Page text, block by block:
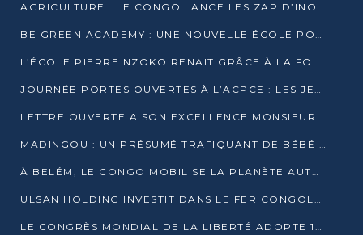
AGRICULTURE : LE CONGO LANCE LES ZAP D’INONI ET YONO
BE GREEN ACADEMY : UNE NOUVELLE ÉCOLE POUR LES MÉTIERS DE L’ÉCOLOGIE À POINTE-NOIRE
L’ÉCOLE PIERRE NZOKO RENAIT GRÂCE À LA FONDATION MUCODEC
JOURNÉE PORTES OUVERTES À L’ACPCE : LES JEUNES EN IMMERSION DANS L’ENTREPRISE
LETTRE OUVERTE A SON EXCELLENCE MONSIEUR DENIS SASSOU NGUESSO, PRESIDENT DE LAREPUBLIQUE DU CONGO
MADINGOU : UN PRÉSUMÉ TRAFIQUANT DE BÉBÉ CHIMPANZÉ FIXÉ SUR SON SORT LE 20 NOVEMBRE
À BELÉM, LE CONGO MOBILISE LA PLANÈTE AUTOUR DU FONDS BLEU POUR LE BASSIN DU CONGO
ULSAN HOLDING INVESTIT DANS LE FER CONGOLAIS
LE CONGRÈS MONDIAL DE LA LIBERTÉ ADOPTE 14 RÉSOLUTIONS HISTORIQUES